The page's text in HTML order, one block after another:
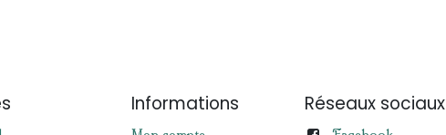
Informations Réseaux sociaux